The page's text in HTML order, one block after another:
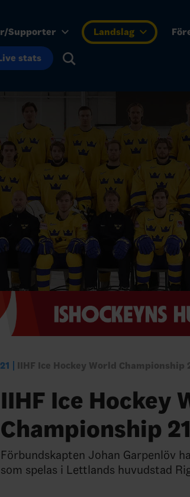
Supporter Landslag
stats
IIHF Ice Hockey World Championship
IIHF Ice Hockey
Championship
Förbundskapten Johan Garpenlöv
som spelas i Lettlands huvudstad